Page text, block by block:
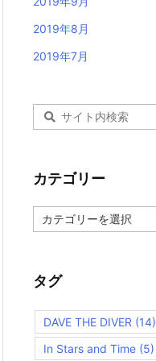
2019年8月
2019年7月
カテゴリー
テ
ー
タグ
DAVE THE DIVER (14)
In Stars and Time (5)